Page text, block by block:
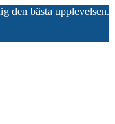
den bästa upplevelsen.